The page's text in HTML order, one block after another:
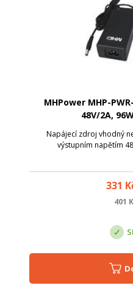
MHPower MHP-
48V/2A,
Napájecí zdroj vhodný
výstupním napětím
331
401